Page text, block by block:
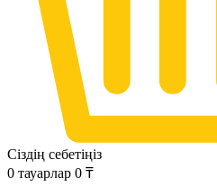
Сіздің себетіңіз
0 тауарлар 0 ₸